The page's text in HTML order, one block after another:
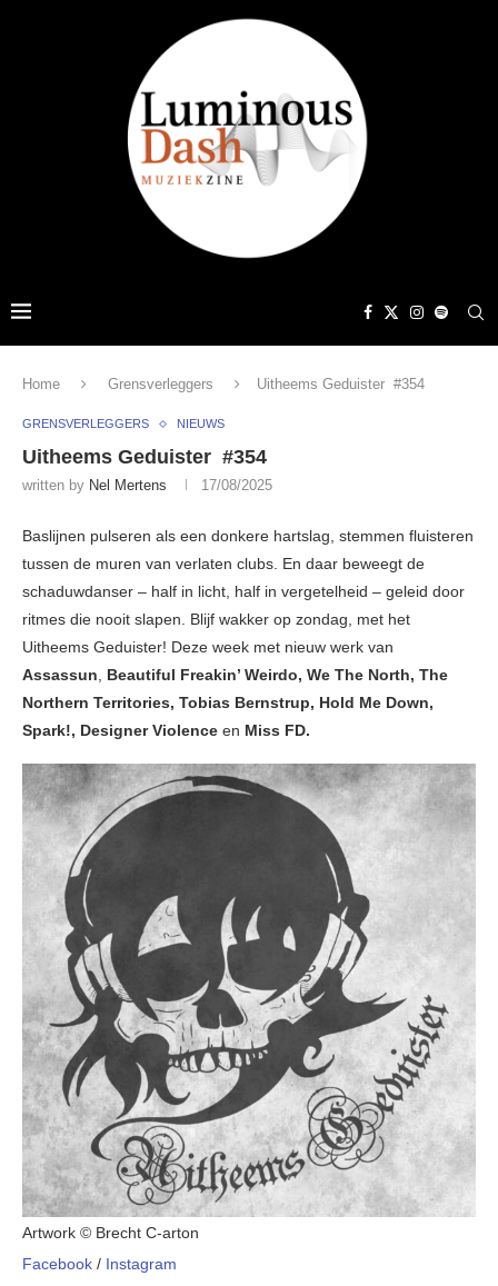
Home Grensverleggers Uitheems Geduister #354
GRENSVERLEGGERS NIEUWS
Uitheems Geduister #354
written by Nel Mertens 17/08/2025
Baslijnen pulseren als een donkere hartslag, stemmen fluisteren
tussen de muren van verlaten clubs. En daar beweegt de
schaduwdanser – half in licht, half in vergetelheid – geleid door
ritmes die nooit slapen. Blijf wakker op zondag, met het
Uitheems Geduister! Deze week met nieuw werk van
Assassun, Beautiful Freakin’ Weirdo, We The North, The
Northern Territories, Tobias Bernstrup, Hold Me Down,
Spark!, Designer Violence en Miss FD.
Artwork © Brecht C-arton
Facebook / Instagram